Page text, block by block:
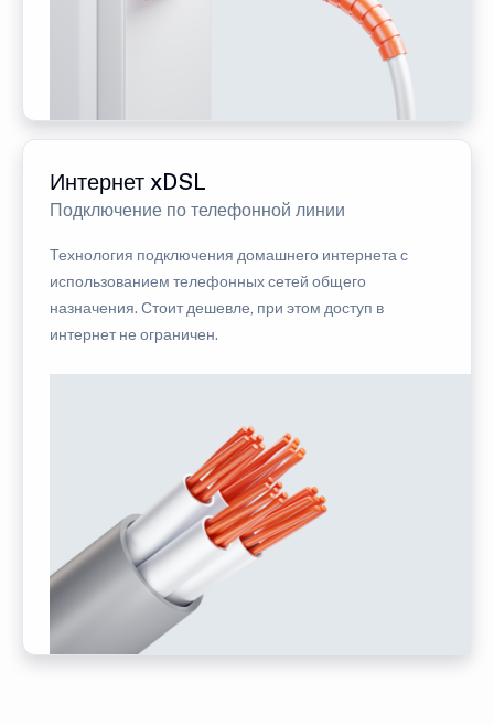
Интернет xDSL
Подключение по телефонной линии
Технология подключения домашнего интернета с
использованием телефонных сетей общего
назначения. Стоит дешевле, при этом доступ в
интернет не ограничен.